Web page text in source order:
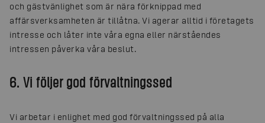
och gästvänlighet som är nära förknippad med
affärsverksamheten är tillåtna. Vi agerar alltid i företagets
intresse och låter inte våra egna eller närståendes
intressen påverka våra beslut.
6. Vi följer god förvaltningssed
Vi arbetar i enlighet med god förvaltningssed på alla